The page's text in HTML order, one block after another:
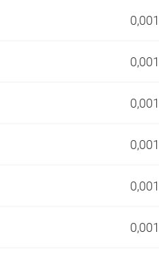
0,001
0,001
0,001
0,001
0,001
0,001